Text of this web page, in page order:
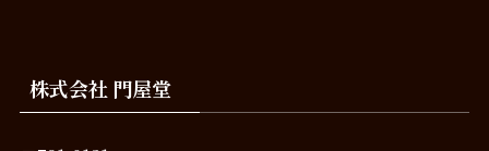
株式会社 門屋堂